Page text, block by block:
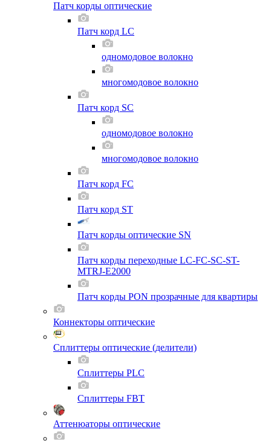
Патч корды оптические
Патч корд LC
одномодовое волокно
многомодовое волокно
Патч корд SC
одномодовое волокно
многомодовое волокно
Патч корд FC
Патч корд ST
Патч корды оптические SN
Патч корды переходные LC-FC-SC-ST-
MTRJ-E2000
Патч корды PON прозрачные для квартиры
Коннекторы оптические
Сплиттеры оптические (делители)
Сплиттеры PLC
Сплиттеры FBT
Аттенюаторы оптические